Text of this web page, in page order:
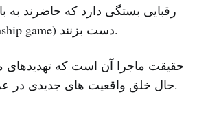
رقبایی بستگی دارد که حاضرند به
پرتگاه (brinkmanship game) دست بزنند.
حقیقت ماجرا آن است که تهدیدهای
حال خلق واقعیت های جدیدی در عرصه عمل هستند.